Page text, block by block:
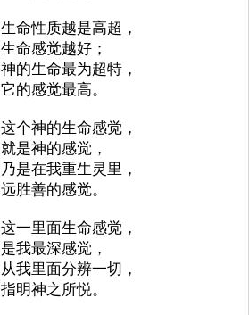
生命性质越是高超，
生命感觉越好；
神的生命最为超特，
它的感觉最高。
这个神的生命感觉，
就是神的感觉，
乃是在我重生灵里，
远胜善的感觉。
这一里面生命感觉，
是我最深感觉，
从我里面分辨一切，
指明神之所悦。